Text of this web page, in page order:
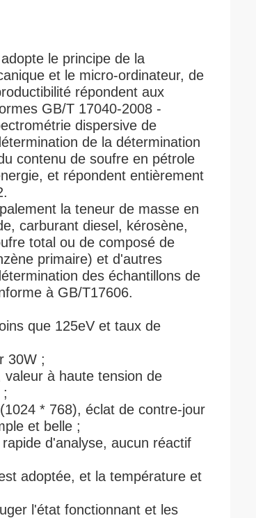
le principe de la
et le micro-ordinateur, de
répondent aux
GB/T 17040-2008 -
dispersive de
de la détermination
contenu de soufre en pétrole
et répondent entièrement
la teneur de masse en
carburant diesel, kérosène,
total ou de composé de
primaire) et d'autres
des échantillons de
à GB/T17606.
que 125eV et taux de
30W ;
à haute tension de
* 768), éclat de contre-jour
et belle ;
d'analyse, aucun réactif
adoptée, et la température et
l'état fonctionnant et les